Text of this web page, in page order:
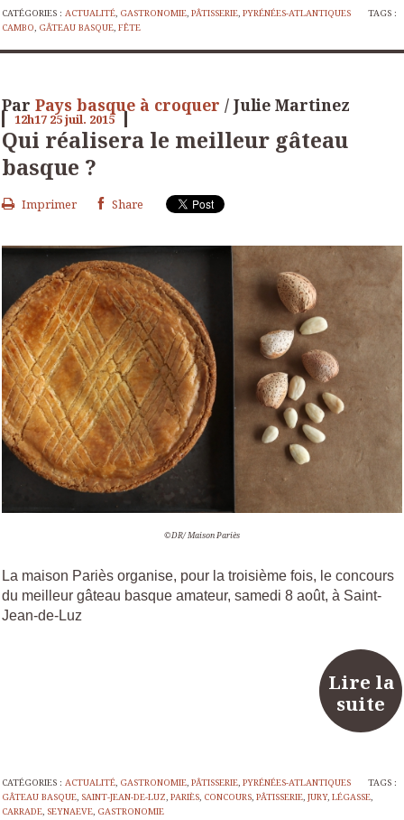
CATÉGORIES : ACTUALITÉ, GASTRONOMIE, PÂTISSERIE, PYRÉNÉES-ATLANTIQUES
TAGS :
CAMBO, GÂTEAU BASQUE, FÊTE
Par Pays basque à croquer / Julie Martinez
12h17 25juil. 2015
Qui réalisera le meilleur gâteau
basque ?
Imprimer Share
©DR/ Maison Pariès
La maison Pariès organise, pour la troisième fois, le concours
du meilleur gâteau basque amateur, samedi 8 août, à Saint-
Jean-de-Luz
Lire la
suite
CATÉGORIES : ACTUALITÉ, GASTRONOMIE, PÂTISSERIE, PYRÉNÉES-ATLANTIQUES
TAGS :
GÂTEAU BASQUE, SAINT-JEAN-DE-LUZ, PARIÈS, CONCOURS, PÂTISSERIE, JURY, LÉGASSE,
CARRADE, SEYNAEVE, GASTRONOMIE